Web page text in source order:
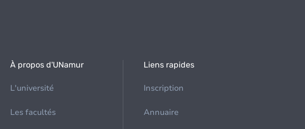
À propos d'UNamur
L'université
Les facultés
Liens rapides
Inscription
Annuaire